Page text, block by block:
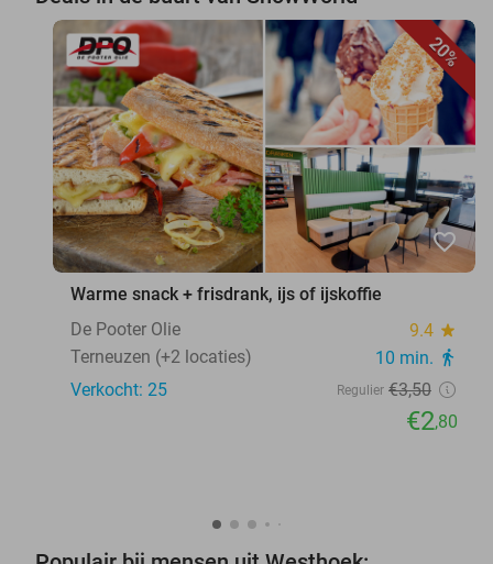
20%
favorite_border
Warme snack + frisdrank, ijs of ijskoffie
De Pooter Olie
9.4 star
Terneuzen (+2 locaties) 10 min. directions_walk
Verkocht: 25 Regulier €3,50
€2,80